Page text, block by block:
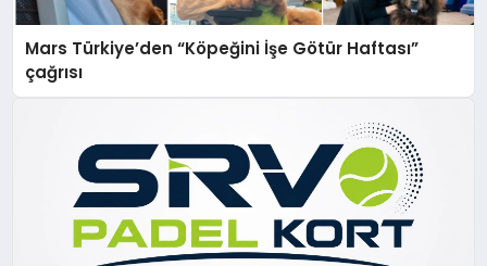
Mars Türkiye’den “Köpeğini İşe Götür Haftası”
çağrısı